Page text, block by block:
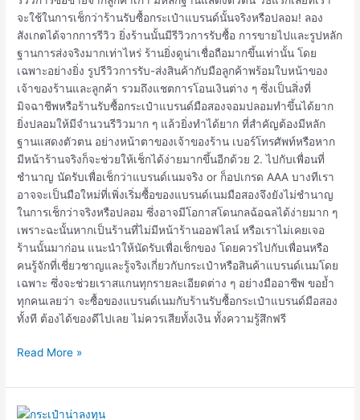
จะใช้ในการเช็กว่าร้านรับซื้อกระเป๋าแบรนด์นั้นจริงหรือปลอม! ลอง
สังเกตได้จากการรีวิว ยิ่งร้านนั้นมีรีวิวการรับซื้อ การขายไปและรูปหลัก
ฐานการส่งจริงมากเท่าไหร่ ร้านยิ่งดูน่าเชื่อถือมากขึ้นเท่านั้น โดย
เฉพาะอย่างยิ่ง รูปรีวิวการรับ-ส่งสินค้ากับมือลูกค้าพร้อมใบหน้าของ
เจ้าของร้านและลูกค้า รวมถึงแชตการโอนเงินต่าง ๆ ซึ่งเป็นสิ่งที่
มิจฉาชีพหรือร้านรับซื้อกระเป๋าแบรนด์มือสองจอมปลอมทำขึ้นได้ยาก
ยิ่งปลอมให้มีจำนวนรีวิวมาก ๆ แล้วยิ่งทำได้ยาก ที่สำคัญต้องมีหลัก
ฐานแสดงตัวตน อย่างหน้าตาของเจ้าของร้าน เบอร์โทรศัพท์หรือหาก
มีหน้าร้านจริงก็จะช่วยให้เช็กได้ง่ายมากขึ้นอีกด้วย 2. ไปกับเพื่อนที่
ชำนาญ นัดรับเพื่อเช็กว่าแบรนด์เนมจริง or ก็อปเกรด AAA บางทีเรา
อาจจะเป็นมือใหม่ที่เพิ่งเริ่มซื้อของแบรนด์เนมมือสองจึงยังไม่ชำนาญ
ในการเช็กว่าจริงหรือปลอม ซึ่งอาจมีโอกาสโดนกลฉ้อฉลได้ง่ายมาก ๆ
เพราะฉะนั้นหากเป็นร้านที่ไม่มีหน้าร้านออฟไลน์ หรือเราไม่เคยเจอ
ร้านนั้นมาก่อน แนะนำให้นัดรับเพื่อเช็กของ โดยควรไปกับเพื่อนหรือ
คนรู้จักที่เชี่ยวชาญและรู้จริงเกี่ยวกับกระเป๋าหรือสินค้าแบรนด์เนมโดย
เฉพาะ ซึ่งจะช่วยเราสแกนทุกรายละเอียดต่าง ๆ อย่างมืออาชีพ ขอย้ำ
ทุกคนเลยว่า จะซื้อของแบรนด์เนมกับร้านรับซื้อกระเป๋าแบรนด์มือสอง
ทั้งที ต้องได้ของดีไปเลย ไม่ควรเสียทั้งเงิน ทั้งความรู้สึกฟรี
Read More »
พา